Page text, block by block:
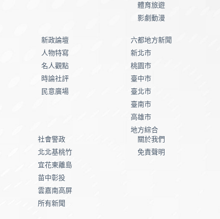
體育旅遊
影劇動漫
新政論壇
人物特寫
名人觀點
時論社評
民意廣場
六都地方新聞
新北市
桃園市
臺中市
臺北市
臺南市
高雄市
地方綜合
社會警政
北北基桃竹
宜花東離島
苗中彰投
雲嘉南高屏
所有新聞
關於我們
免責聲明